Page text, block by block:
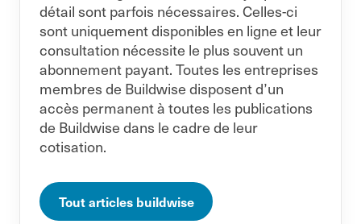
détail sont parfois nécessaires. Celles-ci
sont uniquement disponibles en ligne et leur
consultation nécessite le plus souvent un
abonnement payant. Toutes les entreprises
membres de Buildwise disposent d’un
accès permanent à toutes les publications
de Buildwise dans le cadre de leur
cotisation.
Tout articles buildwise